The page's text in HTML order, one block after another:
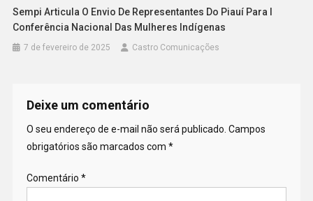
Sempi Articula O Envio De Representantes Do Piauí Para I
Conferência Nacional Das Mulheres Indígenas
7 de fevereiro de 2025 Castro Comunicações
Deixe um comentário
O seu endereço de e-mail não será publicado. Campos
obrigatórios são marcados com *
Comentário *